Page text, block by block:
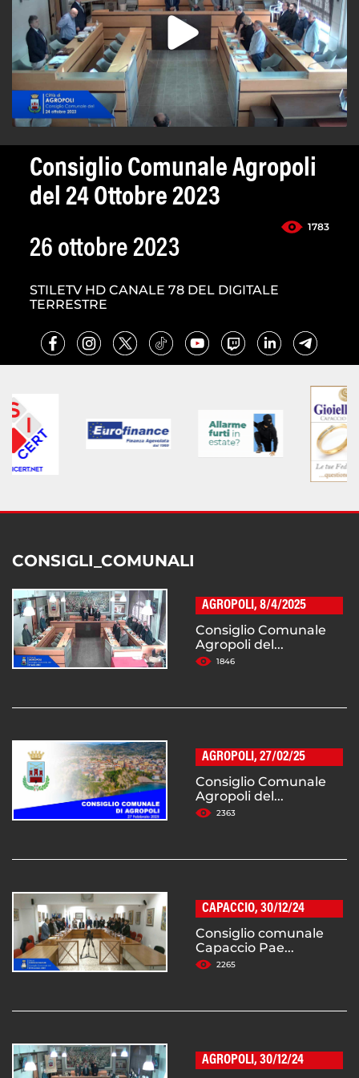
Consiglio Comunale Agropoli
del 24 Ottobre 2023
1783
26 ottobre 2023
STILETV HD CANALE 78 DEL DIGITALE
TERRESTRE
CONSIGLI_COMUNALI
AGROPOLI, 8/4/2025
Consiglio Comunale
Agropoli del...
1846
AGROPOLI, 27/02/25
Consiglio Comunale
Agropoli del...
2363
CAPACCIO, 30/12/24
Consiglio comunale
Capaccio Pae...
2265
AGROPOLI, 30/12/24